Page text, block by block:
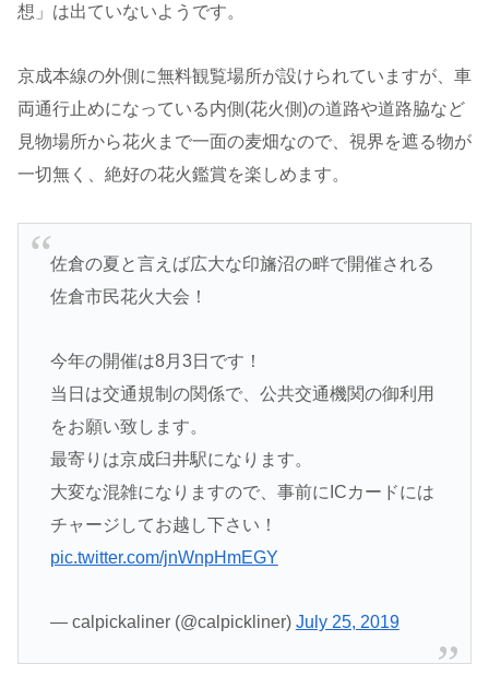
想」は出ていないようです。
京成本線の外側に無料観覧場所が設けられていますが、車
両通行止めになっている内側(花火側)の道路や道路脇など
見物場所から花火まで一面の麦畑なので、視界を遮る物が
一切無く、絶好の花火鑑賞を楽しめます。
佐倉の夏と言えば広大な印旛沼の畔で開催される
佐倉市民花火大会！
今年の開催は8月3日です！
当日は交通規制の関係で、公共交通機関の御利用
をお願い致します。
最寄りは京成臼井駅になります。
大変な混雑になりますので、事前にICカードには
チャージしてお越し下さい！
pic.twitter.com/jnWnpHmEGY
— calpickaliner (@calpickliner) July 25, 2019